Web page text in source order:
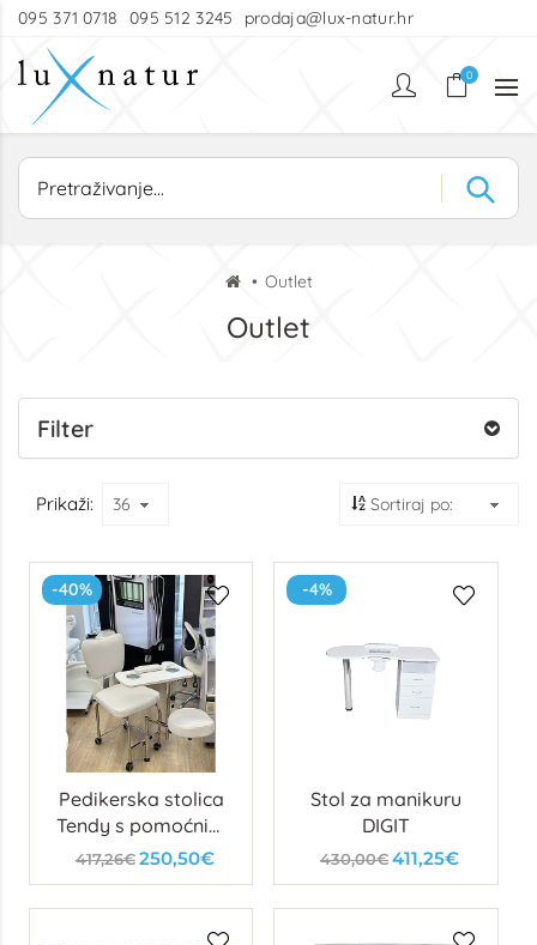
095 371 0718 095 512 3245 prodaja@lux-natur.hr
0
Outlet
Outlet
Filter
Prikaži:
-40%
Pedikerska stolica
Tendy s pomoćnim
tabureom i
ladicama
417,26€ 250,50€
-4%
Stol za manikuru
DIGIT
430,00€411,25€